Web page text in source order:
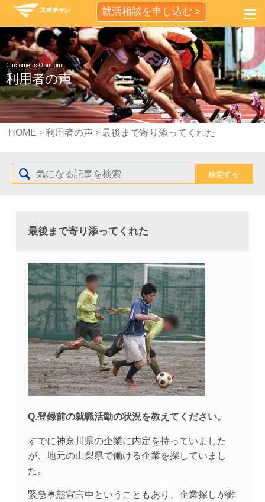
就活相談を申し込む >
Customer's Opinions
利用者の声
HOME 利用者の声 最後まで寄り添ってくれた
最後まで寄り添ってくれた
Q.登録前の就職活動の状況を教えてください。
すでに神奈川県の企業に内定を持っていました
が、地元の山梨県で働ける企業を探していまし
た。
緊急事態宣言中ということもあり、企業探しが難